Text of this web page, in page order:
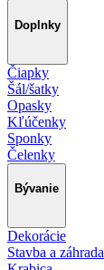
Doplnky
Čiapky
Šál/šatky
Opasky
Kľúčenky
Sponky
Čelenky
Bývanie
Dekorácie
Stavba a záhrada